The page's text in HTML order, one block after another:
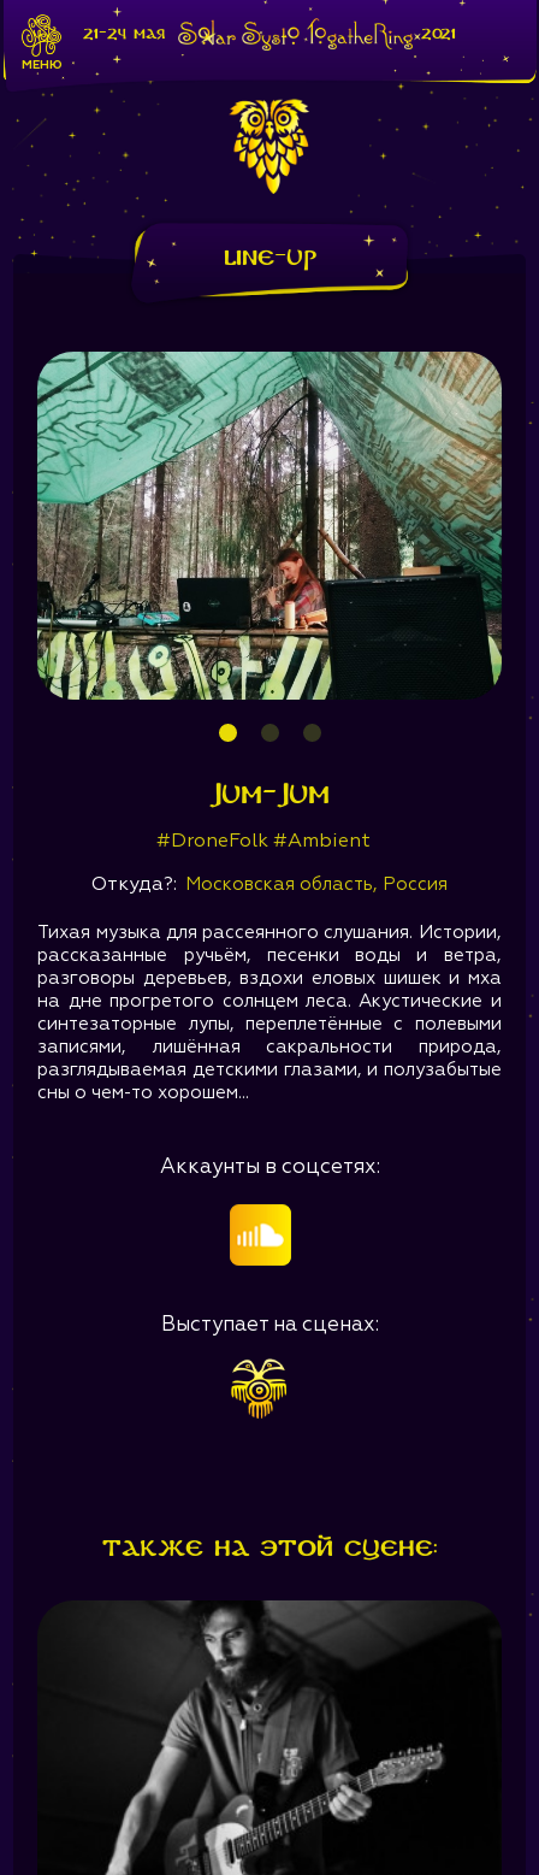
МЕНЮ
21-24 мая 2021
Line-Up
Jum-Jum
#DroneFolk #Ambient
Откуда?: Московская область, Россия
Тихая музыка для рассеянного слушания. Истории,
рассказанные ручьём, песенки воды и ветра,
разговоры деревьев, вздохи еловых шишек и мха
на дне прогретого солнцем леса. Акустические и
синтезаторные лупы, переплетённые с полевыми
записями, лишённая сакральности природа,
разглядываемая детскими глазами, и полузабытые
сны о чем-то хорошем...
Аккаунты в соцсетях:
Выступает на сценах:
Также на этой сцене: